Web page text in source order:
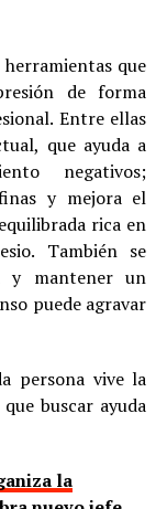
que
de forma
Entre ellas
que ayuda a
negativos;
y mejora el
rica en
También se
y mantener un
puede agravar
persona vive la
buscar ayuda
la